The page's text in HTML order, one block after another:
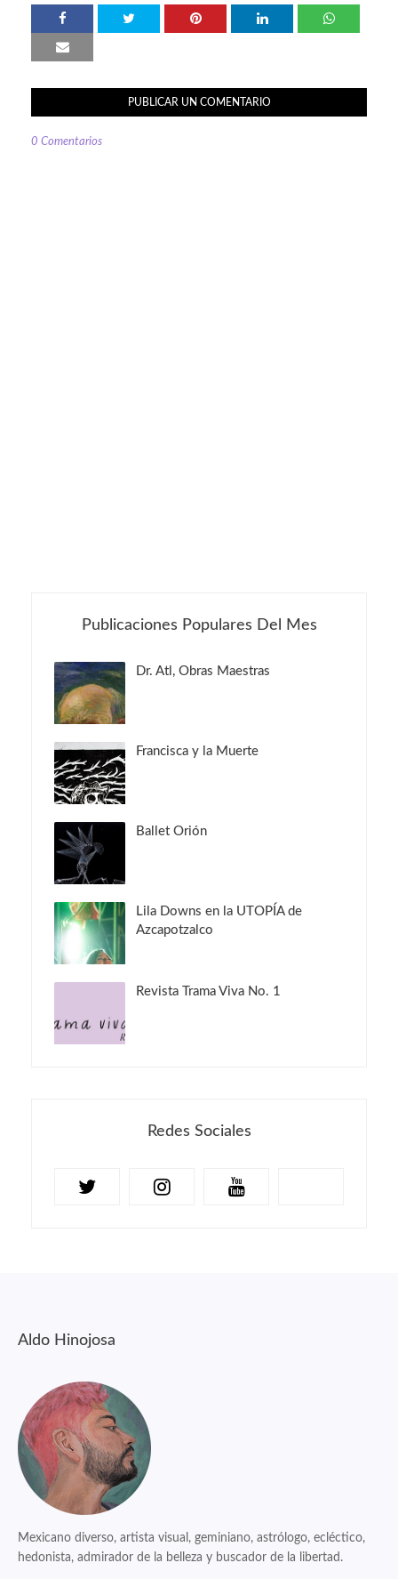
PUBLICAR UN COMENTARIO
0 Comentarios
Publicaciones Populares Del Mes
Dr. Atl, Obras Maestras
Francisca y la Muerte
Ballet Orión
Lila Downs en la UTOPÍA de
Azcapotzalco
Revista Trama Viva No. 1
Redes Sociales
Aldo Hinojosa
Mexicano diverso, artista visual, geminiano, astrólogo, ecléctico,
hedonista, admirador de la belleza y buscador de la libertad.